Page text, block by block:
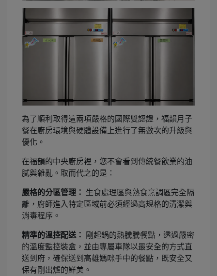
為了順利取得這兩項嚴格的國際雙認證，福韻月子
餐在廚房環境與硬體設備上進行了無數次的升級與
優化。
在福韻的中央廚房裡，您不會看到傳統餐飲業的油
膩與雜亂。取而代之的是：
嚴格的分區管理：
生食處理區與熟食烹調區完全隔
離，廚師進入特定區域前必須經過高規格的清潔與
消毒程序。
精準的溫控配送：
剛起鍋的熱騰騰餐點，透過嚴密
的溫度監控裝盒，並由專屬車隊以最安全的方式直
送到府，確保送到高雄媽咪手中的餐點，既安全又
保有剛出爐的鮮美。